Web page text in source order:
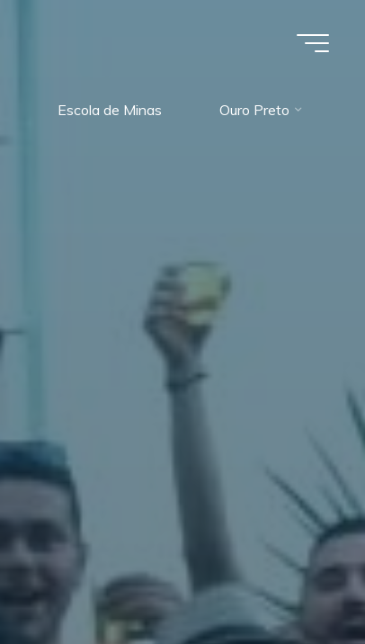
Escola de Minas Ouro Preto